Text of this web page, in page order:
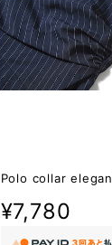
Polo collar
¥7,780